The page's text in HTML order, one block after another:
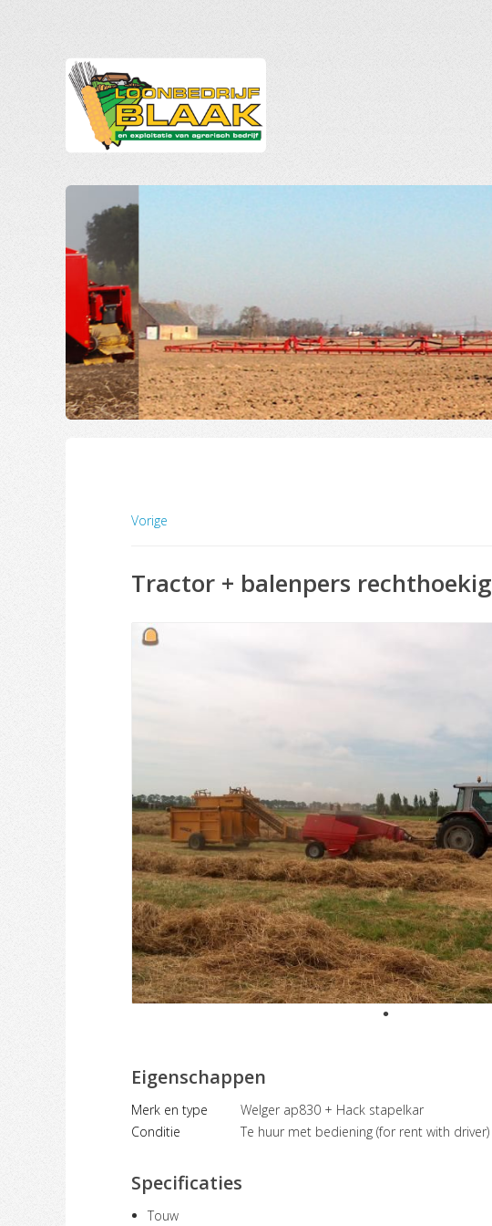
Vorige
Tractor + balenpers rechthoekig
Eigenschappen
Merk en type
Welger ap830 + Hack stapelkar
Conditie
Te huur met bediening (for rent with driver)
Specificaties
Touw